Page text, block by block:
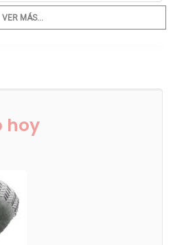
VER MÁS...
hoy